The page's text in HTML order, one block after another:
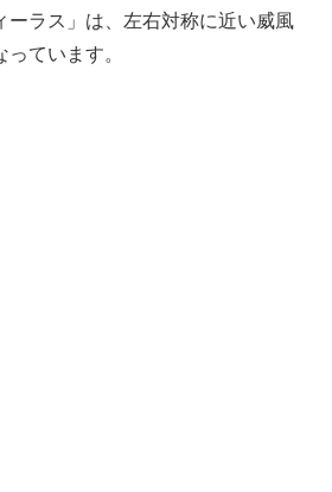
ーラス」は、左右対称に近い威風
ています。